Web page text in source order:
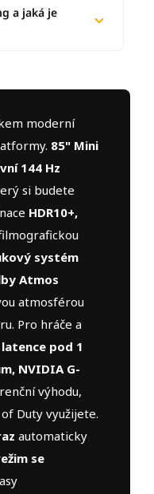
a jaká je
moderní
85" Mini
144 Hz
si budete
HDR10+,
systém
Atmos
atmosférou
Pro hráče a
latence pod 1
NVIDIA G-
výhodu,
Duty využijete.
automaticky
se